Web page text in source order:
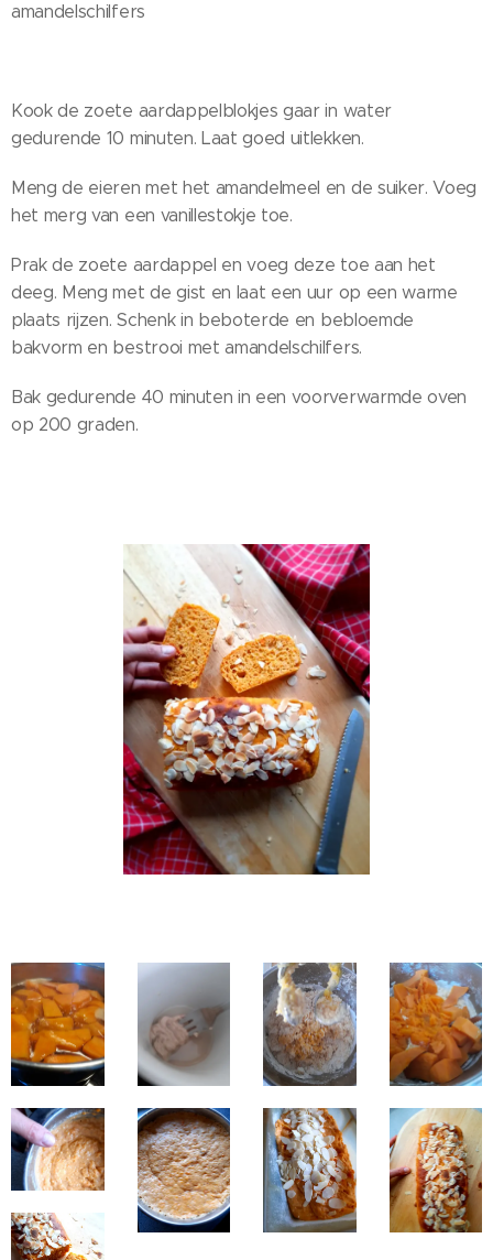
amandelschilfers
Kook de zoete aardappelblokjes gaar in water
gedurende 10 minuten. Laat goed uitlekken.
Meng de eieren met het amandelmeel en de suiker. Voeg
het merg van een vanillestokje toe.
Prak de zoete aardappel en voeg deze toe aan het
deeg. Meng met de gist en laat een uur op een warme
plaats rijzen. Schenk in beboterde en bebloemde
bakvorm en bestrooi met amandelschilfers.
Bak gedurende 40 minuten in een voorverwarmde oven
op 200 graden.